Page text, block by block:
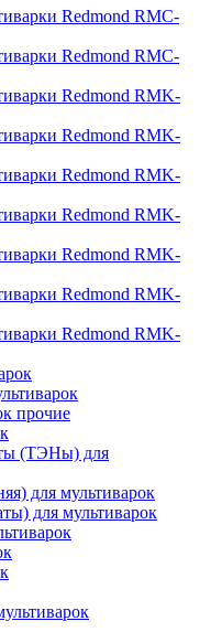
Redmond RMC-
Redmond RMC-
Redmond RMK-
Redmond RMK-
Redmond RMK-
Redmond RMK-
Redmond RMK-
Redmond RMK-
Redmond RMK-
прочие
(ТЭНы) для
для мультиварок
для мультиварок